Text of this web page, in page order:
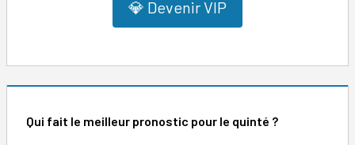
💎 Devenir VIP
Qui fait le meilleur pronostic pour le quinté ?